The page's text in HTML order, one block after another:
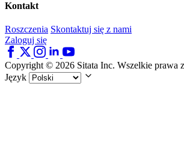
Kontakt
Roszczenia Skontaktuj się z nami
Zaloguj się
Copyright © 2026 Sitata Inc. Wszelkie prawa
Język